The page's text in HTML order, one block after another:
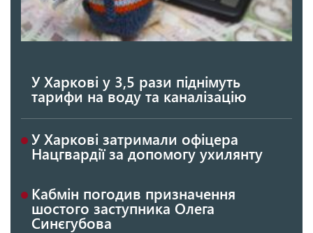
У Харкові у 3,5 рази піднімуть
тарифи на воду та каналізацію
У Харкові затримали офіцера
Нацгвардії за допомогу ухилянту
Кабмін погодив призначення
шостого заступника Олега
Синєгубова